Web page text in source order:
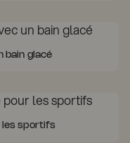
bain glacé
les sportifs